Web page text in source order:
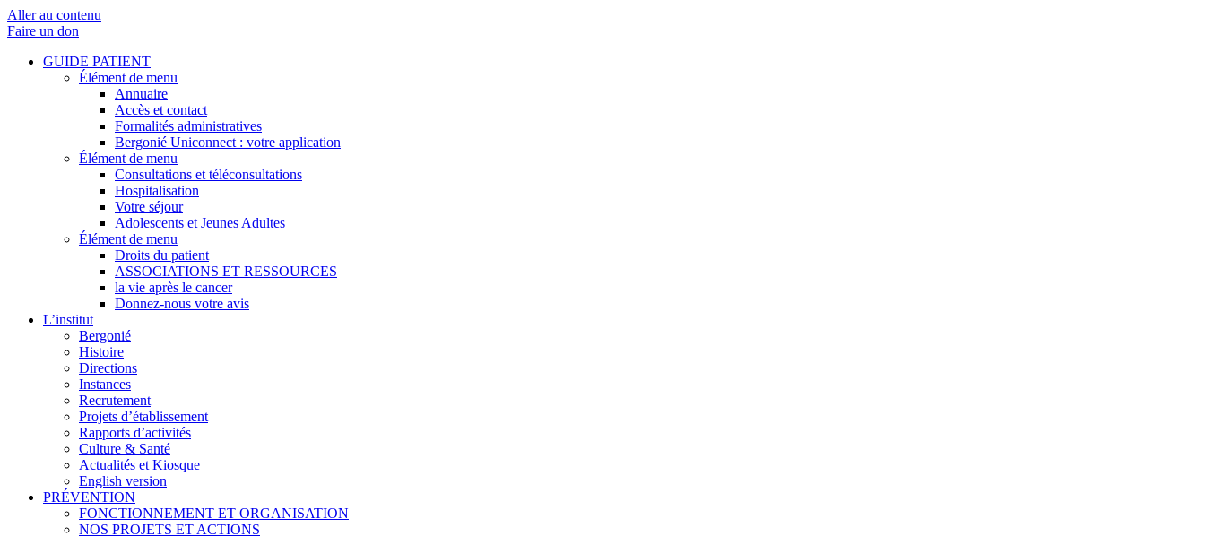
Aller au contenu
Faire un don
GUIDE PATIENT
Élément de menu
Annuaire
Accès et contact
Formalités administratives
Bergonié Uniconnect : votre application
Élément de menu
Consultations et téléconsultations
Hospitalisation
Votre séjour
Adolescents et Jeunes Adultes
Élément de menu
Droits du patient
ASSOCIATIONS ET RESSOURCES
la vie après le cancer
Donnez-nous votre avis
L’institut
Bergonié
Histoire
Directions
Instances
Recrutement
Projets d’établissement
Rapports d’activités
Culture & Santé
Actualités et Kiosque
English version
PRÉVENTION
FONCTIONNEMENT ET ORGANISATION
NOS PROJETS ET ACTIONS